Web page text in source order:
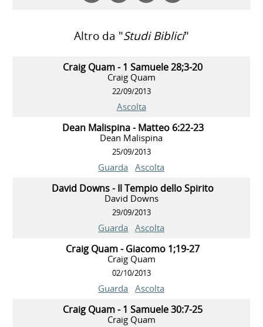
Altro da "Studi Biblici"
Craig Quam - 1 Samuele 28;3-20
Craig Quam
22/09/2013
Ascolta
Dean Malispina - Matteo 6:22-23
Dean Malispina
25/09/2013
Guarda Ascolta
David Downs - Il Tempio dello Spirito
David Downs
29/09/2013
Guarda Ascolta
Craig Quam - Giacomo 1;19-27
Craig Quam
02/10/2013
Guarda Ascolta
Craig Quam - 1 Samuele 30:7-25
Craig Quam